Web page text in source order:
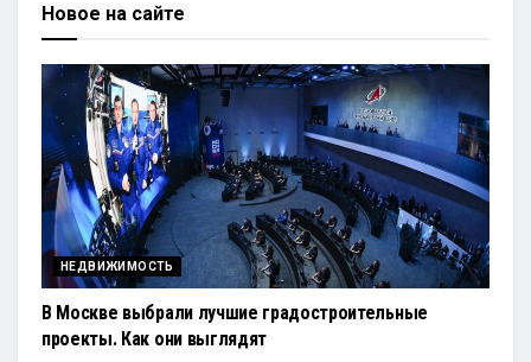
Новое на сайте
НЕДВИЖИМОСТЬ
В Москве выбрали лучшие градостроительные
проекты. Как они выглядят